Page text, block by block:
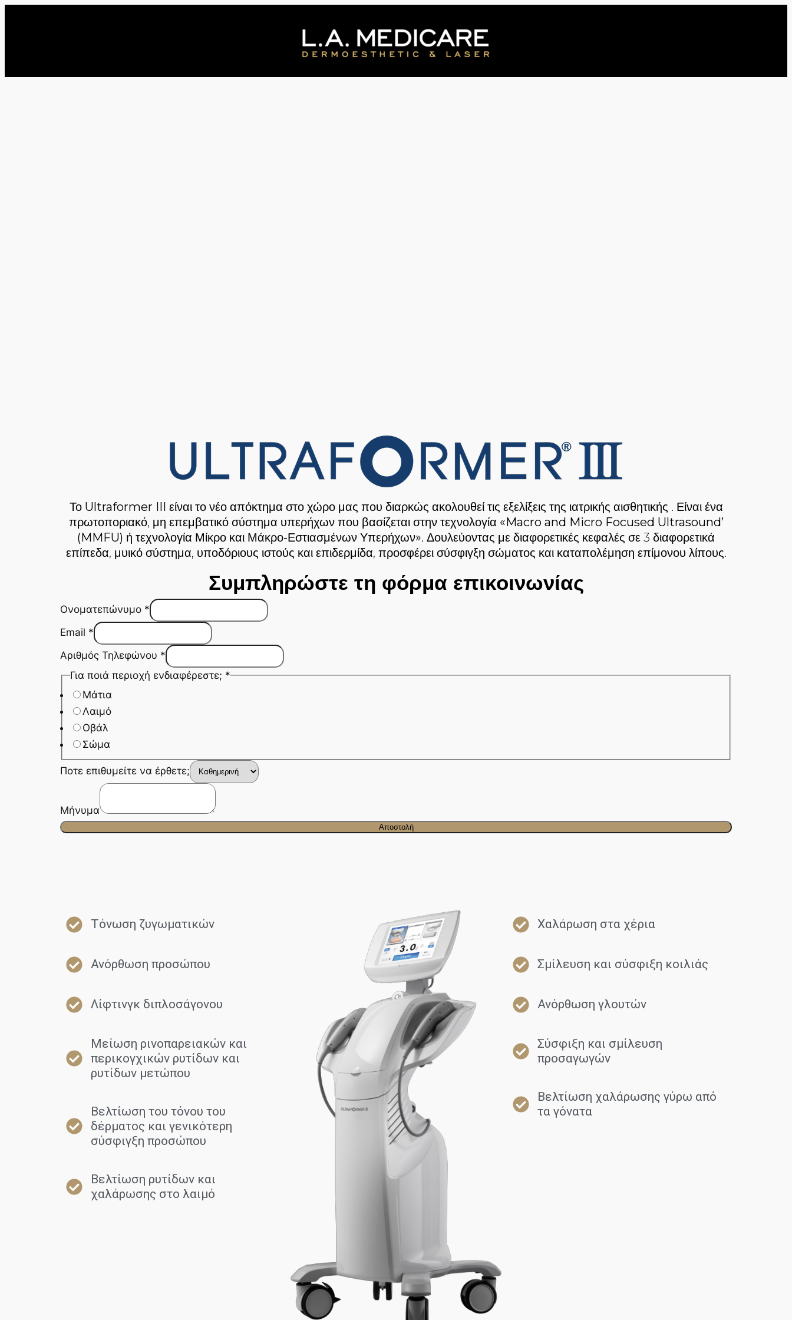
Το Ultraformer III είναι το νέο απόκτημα στο χώρο μας που διαρκώς ακολουθεί τις εξελίξεις της ιατρικής αισθητικής . Είναι ένα
πρωτοποριακό, μη επεμβατικό σύστημα υπερήχων που βασίζεται στην τεχνολογία «Macro and Micro Focused Ultrasound’
(MMFU) ή τεχνολογία Μίκρο και Μάκρο-Εστιασμένων Υπερήχων». Δουλεύοντας με διαφορετικές κεφαλές σε 3 διαφορετικά
επίπεδα, μυικό σύστημα, υποδόριους ιστούς και επιδερμίδα, προσφέρει σύσφιγξη σώματος και καταπολέμηση επίμονου λίπους.
Συμπληρώστε τη φόρμα επικοινωνίας
Ονοματεπώνυμο *
Email *
Αριθμός Τηλεφώνου *
Για ποιά περιοχή ενδιαφέρεστε; *
Μάτια
Λαιμό
Οβάλ
Σώμα
Ποτε επιθυμείτε να έρθετε;
Μήνυμα
Αποστολή
Tόνωση ζυγωματικών
Ανόρθωση προσώπου
Λίφτινγκ διπλοσάγονου
Μείωση ρινοπαρειακών και
περικογχικών ρυτίδων και
ρυτίδων μετώπου
Βελτίωση του τόνου του
δέρματος και γενικότερη
σύσφιγξη προσώπου
Βελτίωση ρυτίδων και
χαλάρωσης στο λαιμό
Χαλάρωση στα χέρια
Σμίλευση και σύσφιξη κοιλιάς
Ανόρθωση γλουτών
Σύσφιξη και σμίλευση
προσαγωγών
Βελτίωση χαλάρωσης γύρω από
τα γόνατα